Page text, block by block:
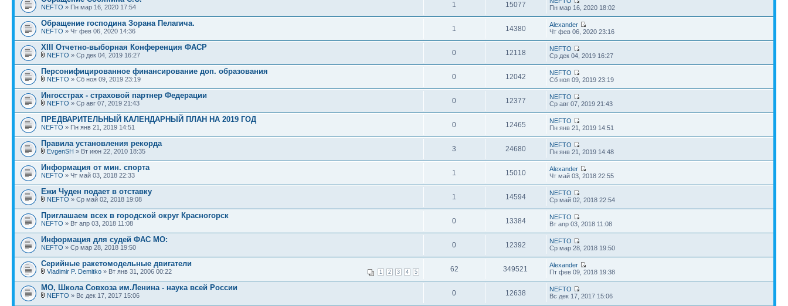
NEFTO » Пн мар 16, 2020 17:54 1 15077
Пн мар 16, 2020 18:02
Обращение господина Зорана Пелагича.
NEFTO » Чт фев 06, 2020 14:36 1 14380
Alexander
Чт фев 06, 2020 23:16
XIII Отчетно-выборная Конференция ФАСР
NEFTO » Ср дек 04, 2019 16:27 0 12118
NEFTO
Ср дек 04, 2019 16:27
Персонифицированное финансирование доп. образования
NEFTO » Сб ноя 09, 2019 23:19 0 12042
NEFTO
Сб ноя 09, 2019 23:19
Ингосстрах - страховой партнер Федерации
NEFTO » Ср авг 07, 2019 21:43 0 12377
NEFTO
Ср авг 07, 2019 21:43
ПРЕДВАРИТЕЛЬНЫЙ КАЛЕНДАРНЫЙ ПЛАН НА 2019 ГОД
NEFTO » Пн янв 21, 2019 14:51 0 12465
NEFTO
Пн янв 21, 2019 14:51
Правила установления рекорда
EvgenSH » Вт июн 22, 2010 18:35 3 24680
NEFTO
Пн янв 21, 2019 14:48
Информация от мин. спорта
NEFTO » Чт май 03, 2018 22:33 1 15010
Alexander
Чт май 03, 2018 22:55
Ежи Чуден подает в отставку
NEFTO » Ср май 02, 2018 19:08 1 14594
NEFTO
Ср май 02, 2018 22:54
Приглашаем всех в городской округ Красногорск
NEFTO » Вт апр 03, 2018 11:08 0 13384
NEFTO
Вт апр 03, 2018 11:08
Информация для судей ФАС МО:
NEFTO » Ср мар 28, 2018 19:50 0 12392
NEFTO
Ср мар 28, 2018 19:50
Серийные ракетомодельные двигатели
1 2 3 4 5
Vladimir P. Demitko » Вт янв 31, 2006 00:22 62 349521
Alexander
Пт фев 09, 2018 19:38
МО, Школа Совхоза им.Ленина - наука всей России
NEFTO » Вс дек 17, 2017 15:06 0 12638
NEFTO
Вс дек 17, 2017 15:06